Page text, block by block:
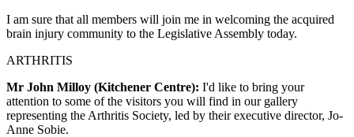
I am sure that all members will join me in welcoming the acquired
brain injury community to the Legislative Assembly today.
ARTHRITIS
Mr John Milloy (Kitchener Centre): I'd like to bring your
attention to some of the visitors you will find in our gallery
representing the Arthritis Society, led by their executive director, Jo-
Anne Sobie.